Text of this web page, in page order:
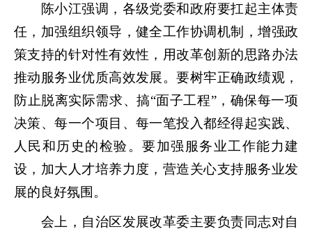
陈小江强调，各级党委和政府要扛起主体责
任，加强组织领导，健全工作协调机制，增强政
策支持的针对性有效性，用改革创新的思路办法
推动服务业优质高效发展。要树牢正确政绩观，
防止脱离实际需求、搞“面子工程”，确保每一项
决策、每一个项目、每一笔投入都经得起实践、
人民和历史的检验。要加强服务业工作能力建
设，加大人才培养力度，营造关心支持服务业发
展的良好氛围。
会上，自治区发展改革委主要负责同志对自